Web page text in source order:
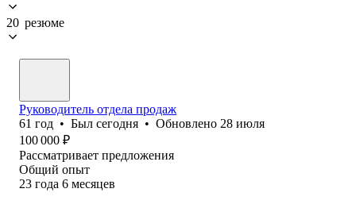
20 резюме
Руководитель отдела продаж
61 год • Был сегодня • Обновлено 28 июля
100 000 ₽
Рассматривает предложения
Общий опыт
23 года 6 месяцев